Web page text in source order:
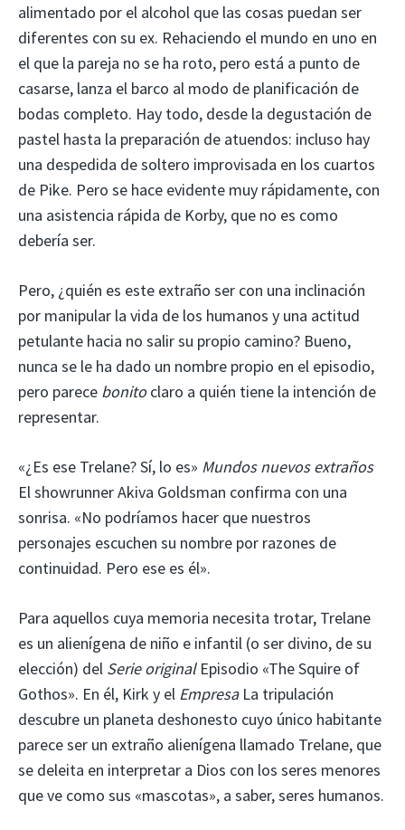
alimentado por el alcohol que las cosas puedan ser
diferentes con su ex. Rehaciendo el mundo en uno en
el que la pareja no se ha roto, pero está a punto de
casarse, lanza el barco al modo de planificación de
bodas completo. Hay todo, desde la degustación de
pastel hasta la preparación de atuendos: incluso hay
una despedida de soltero improvisada en los cuartos
de Pike. Pero se hace evidente muy rápidamente, con
una asistencia rápida de Korby, que no es como
debería ser.
Pero, ¿quién es este extraño ser con una inclinación
por manipular la vida de los humanos y una actitud
petulante hacia no salir su propio camino? Bueno,
nunca se le ha dado un nombre propio en el episodio,
pero parece bonitoclaro a quién tiene la intención de
representar.
«¿Es ese Trelane? Sí, lo es» Mundos nuevos extraños
El showrunner Akiva Goldsman confirma con una
sonrisa. «No podríamos hacer que nuestros
personajes escuchen su nombre por razones de
continuidad. Pero ese es él».
Para aquellos cuya memoria necesita trotar, Trelane
es un alienígena de niño e infantil (o ser divino, de su
elección) del Serie original Episodio «The Squire of
Gothos». En él, Kirk y el EmpresaLa tripulación
descubre un planeta deshonesto cuyo único habitante
parece ser un extraño alienígena llamado Trelane, que
se deleita en interpretar a Dios con los seres menores
que ve como sus «mascotas», a saber, seres humanos.